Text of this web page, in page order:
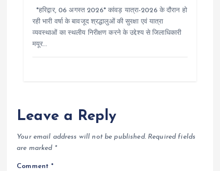
*हरिद्वार, 06 अगस्त 2026* कांवड़ यात्रा-2026 के दौरान हो
रही भारी वर्षा के बावजूद श्रद्धालुओं की सुरक्षा एवं यात्रा
व्यवस्थाओं का स्थलीय निरीक्षण करने के उद्देश्य से जिलाधिकारी
मयूर…
Leave a Reply
Your email address will not be published. Required fields
are marked *
Comment*